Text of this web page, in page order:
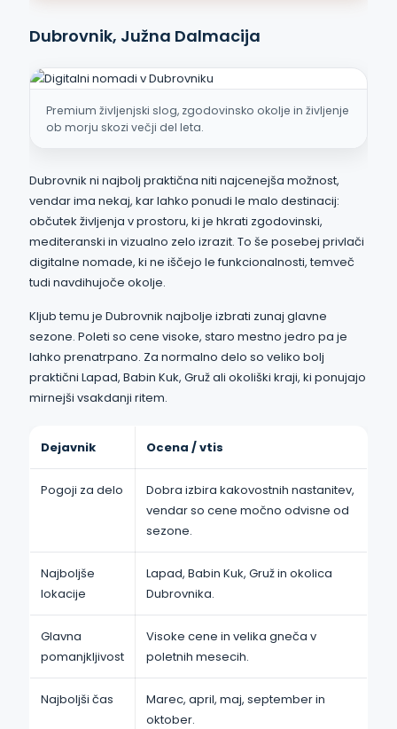
Dubrovnik, Južna Dalmacija
Premium življenjski slog, zgodovinsko okolje in življenje
ob morju skozi večji del leta.
Dubrovnik ni najbolj praktična niti najcenejša možnost,
vendar ima nekaj, kar lahko ponudi le malo destinacij:
občutek življenja v prostoru, ki je hkrati zgodovinski,
mediteranski in vizualno zelo izrazit. To še posebej privlači
digitalne nomade, ki ne iščejo le funkcionalnosti, temveč
tudi navdihujoče okolje.
Kljub temu je Dubrovnik najbolje izbrati zunaj glavne
sezone. Poleti so cene visoke, staro mestno jedro pa je
lahko prenatrpano. Za normalno delo so veliko bolj
praktični Lapad, Babin Kuk, Gruž ali okoliški kraji, ki ponujajo
mirnejši vsakdanji ritem.
Dejavnik Ocena / vtis
Pogoji za delo
Dobra izbira kakovostnih nastanitev,
vendar so cene močno odvisne od
sezone.
Najboljše
lokacije
Lapad, Babin Kuk, Gruž in okolica
Dubrovnika.
Glavna
pomanjkljivost
Visoke cene in velika gneča v
poletnih mesecih.
Najboljši čas
Marec, april, maj, september in
oktober.